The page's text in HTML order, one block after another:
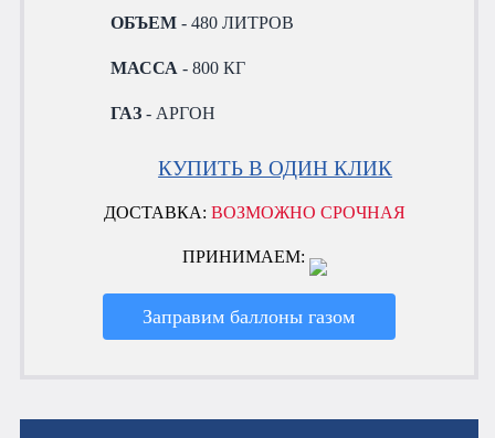
ОБЪЕМ - 480 ЛИТРОВ
МАССА - 800 КГ
ГАЗ - АРГОН
КУПИТЬ В ОДИН КЛИК
ДОСТАВКА:ВОЗМОЖНО СРОЧНАЯ
ПРИНИМАЕМ:
Заправим баллоны газом